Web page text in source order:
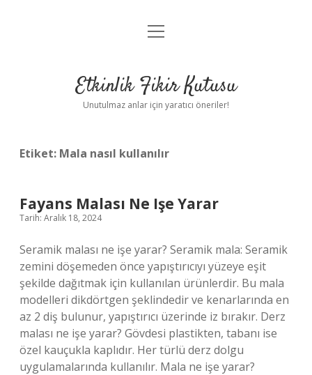
Anasayfa
Yasal Uyarı
menüyü
Etkinlik Fikir Kutusu
Unutulmaz anlar için yaratıcı öneriler!
Etiket: Mala nasıl kullanılır
Fayans Malası Ne Işe Yarar
Tarih: Aralık 18, 2024
Seramik malası ne işe yarar? Seramik mala: Seramik
zemini döşemeden önce yapıştırıcıyı yüzeye eşit
şekilde dağıtmak için kullanılan ürünlerdir. Bu mala
modelleri dikdörtgen şeklindedir ve kenarlarında en
az 2 diş bulunur, yapıştırıcı üzerinde iz bırakır. Derz
malası ne işe yarar? Gövdesi plastikten, tabanı ise
özel kauçukla kaplıdır. Her türlü derz dolgu
uygulamalarında kullanılır. Mala ne işe yarar?